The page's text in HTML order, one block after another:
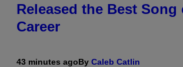
Released the Best Song
Career
43 minutes agoBy Caleb Catlin